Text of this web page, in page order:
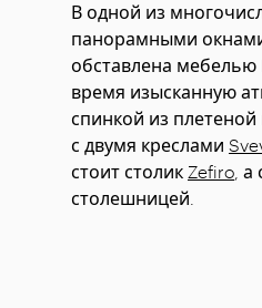
В одной из
панорамными
обставлена
время изысканную
спинкой из
с двумя креслами
стоит столик Zefiro ,
столешницей.